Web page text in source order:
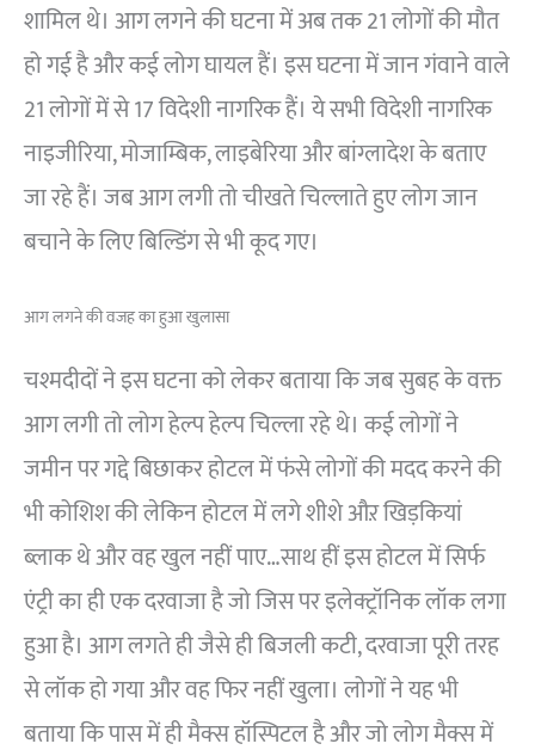
शामिल थे। आग लगने की घटना में अब तक 21 लोगों की मौत
हो गई है और कई लोग घायल हैं। इस घटना में जान गंवाने वाले
21 लोगों में से 17 विदेशी नागरिक हैं। ये सभी विदेशी नागरिक
नाइजीरिया, मोजाम्बिक, लाइबेरिया और बांग्लादेश के बताए
जा रहे हैं। जब आग लगी तो चीखते चिल्लाते हुए लोग जान
बचाने के लिए बिल्डिंग से भी कूद गए।
आग लगने की वजह का हुआ खुलासा
चश्मदीदों ने इस घटना को लेकर बताया कि जब सुबह के वक्त
आग लगी तो लोग हेल्प हेल्प चिल्ला रहे थे। कई लोगों ने
जमीन पर गद्दे बिछाकर होटल में फंसे लोगों की मदद करने की
भी कोशिश की लेकिन होटल में लगे शीशे औऱ खिड़कियां
ब्लाक थे और वह खुल नहीं पाए…साथ हीं इस होटल में सिर्फ
एंट्री का ही एक दरवाजा है जो जिस पर इलेक्ट्रॉनिक लॉक लगा
हुआ है। आग लगते ही जैसे ही बिजली कटी, दरवाजा पूरी तरह
से लॉक हो गया और वह फिर नहीं खुला। लोगों ने यह भी
बताया कि पास में ही मैक्स हॉस्पिटल है और जो लोग मैक्स में